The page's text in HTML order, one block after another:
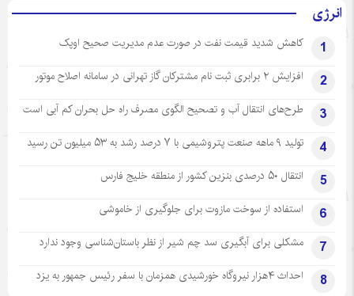
انرژی
1 کاهش شدید قیمت نفت در صورت عدم مدیریت صحیح اوپک
2 افزایش ۲ برابری ثبت نام مشترکان گاز تهرانی‌ در سامانه اصلاح موتور
3 طرح‌های انتقال آب و تصحیح الگوی مصرف راه حل بحران کم آبی است
4 تولید ۹ ماهه صنعت پتروشیمی با ۷ درصد رشد به ۵۳ میلیون تن رسید
5 انتقال ۵۰ درصدی بنزین کشور از منطقه خلیج فارس
6 استفاده از سوخت مازوت برای جلوگیری از خاموشی
7 مشکلی برای آبگیری سد چم شیر از نظر باستان‌شناسی وجود ندارد
8 احداث ۴هزار نیروگاه خورشیدی همزمان با سفر رئیس جمهور به یزد